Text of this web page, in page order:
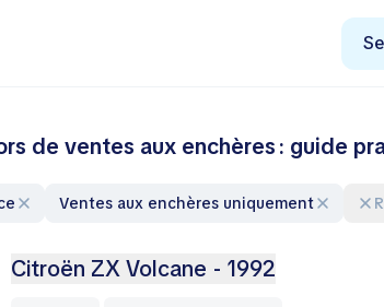
de ventes aux enchères : guide
Ventes aux enchères uniquement
Citroën ZX Volcane - 1992